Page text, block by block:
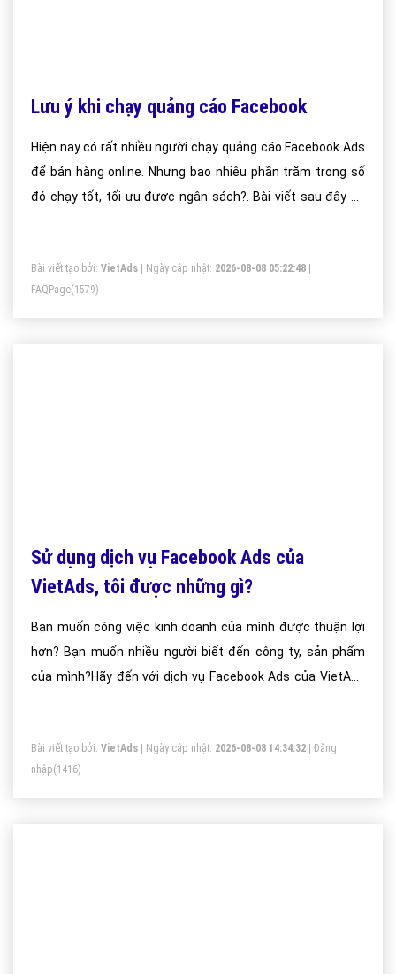
Lưu ý khi chạy quảng cáo Facebook
Hiện nay có rất nhiều người chạy quảng cáo Facebook Ads
để bán hàng online. Nhưng bao nhiêu phần trăm trong số
đó chạy tốt, tối ưu được ngân sách?. Bài viết sau đây sẽ
tâm
Bài viết tạo bởi: VietAds | Ngày cập nhật: 2026-08-08 05:22:48
FAQPage(1579)
Sử dụng dịch vụ Facebook Ads của
VietAds, tôi được những gì?
Bạn muốn công việc kinh doanh của mình được thuận lợi
hơn? Bạn muốn nhiều người biết đến công ty, sản phẩm
của mình?Hãy đến với dịch vụ Facebook Ads của VietAds
Bài viết tạo bởi: VietAds | Ngày cập nhật: 2026-08-08 14:34:32
Đăng
nhập(1416)